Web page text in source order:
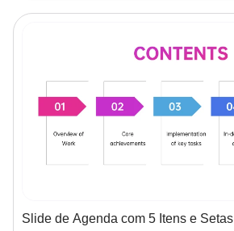
Slide de Agenda com 5 Itens e Setas